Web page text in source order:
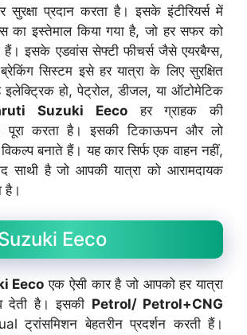
सुरक्षा प्रदान करता है। इसके इंटीरियर्स में
का इस्तेमाल किया गया है, जो हर सफर को
हैं। इसके एडवांस सेफ्टी फीचर्स जैसे एयरबैग्स,
सिस्टम इसे हर यात्रा के लिए सुरक्षित
इलेक्ट्रिक हो, पेट्रोल, डीजल, या ऑटोमेटिक
Suzuki Eecoहर ग्राहक की
करता है। इसकी टिकाऊपन और लो
बनाते हैं। यह कार सिर्फ एक वाहन नहीं,
साथी है जो आपकी यात्रा को आरामदायक
है।
Eeco
Eeco एक ऐसी कार है जो आपको हर यात्रा
देती है। इसकी Petrol/ Petrol+CNG
ट्रांसमिशन बेहतरीन प्रदर्शन करती हैं।